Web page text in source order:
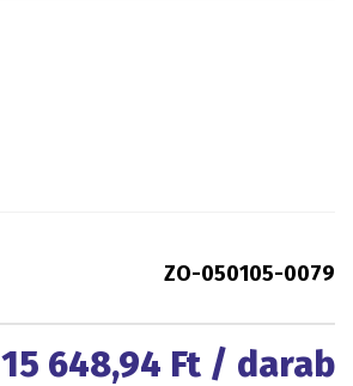
ZO-050105-0079
15 648,94 Ft / darab